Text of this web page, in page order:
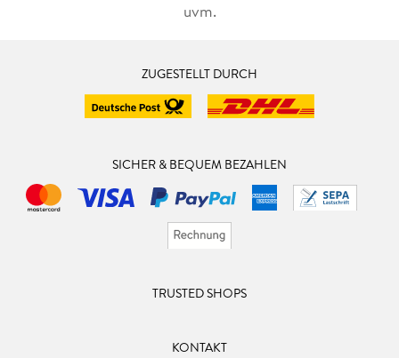
uvm.
ZUGESTELLT DURCH
SICHER & BEQUEM BEZAHLEN
TRUSTED SHOPS
KONTAKT